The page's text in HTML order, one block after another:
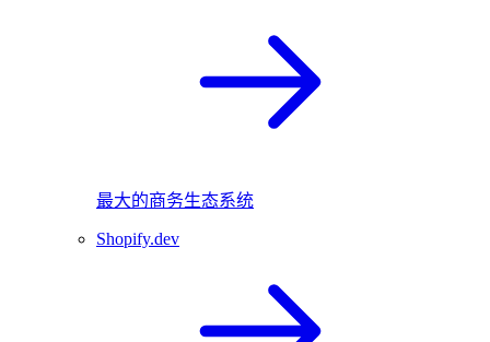
最大的商务生态系统
Shopify.dev